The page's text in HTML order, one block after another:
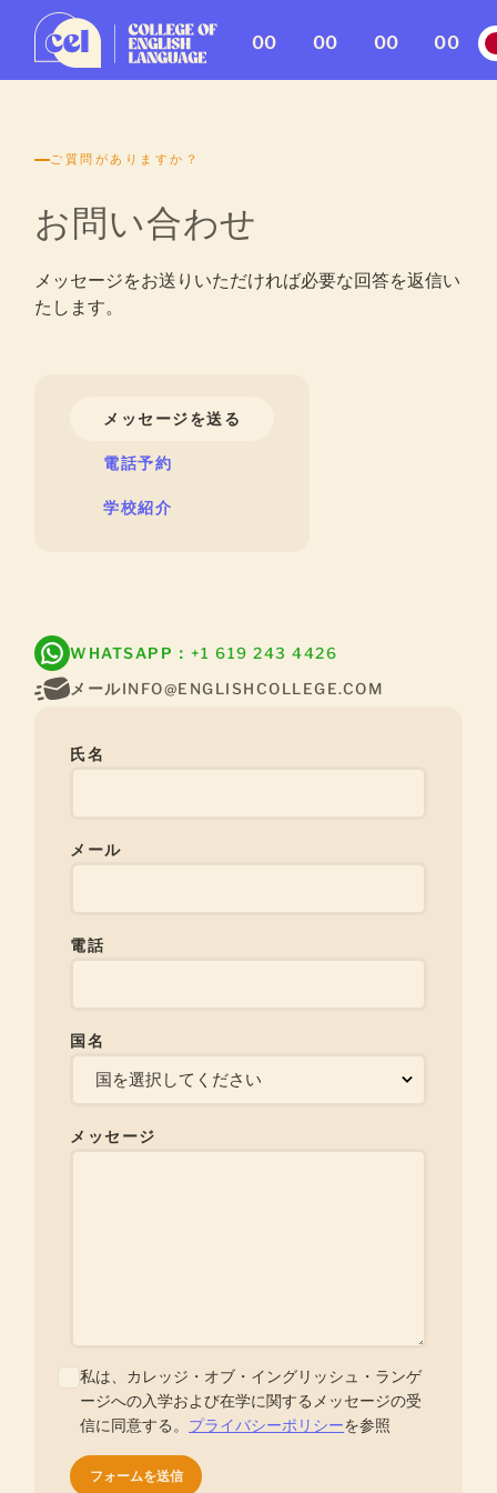
00 00 00 00
ご質問がありますか？
お問い合わせ
メッセージをお送りいただければ必要な回答を返信い
たします。
メッセージを送る
電話予約
学校紹介
氏名
メール
電話
国名
メッセージ
私は、カレッジ・オブ・イングリッシュ・ランゲ
ージへの入学および在学に関するメッセージの受
信に同意する。 プライバシーポリシーを参照
WHATSAPP： +1 619 243 4426
メールINFO@ENGLISHCOLLEGE.COM